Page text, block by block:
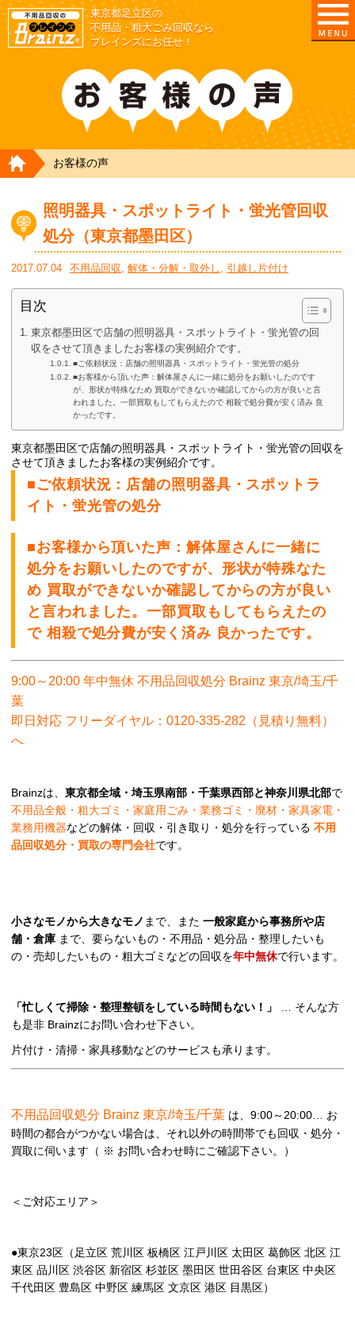
東京都足立区の
不用品・粗大ごみ回収なら
ブレインズにお任せ！
HOME
お客様の声
照明器具・スポットライト・蛍光管回収
処分（東京都墨田区）
2017.07.04 不用品回収, 解体・分解・取外し , 引越し片付け
目次
東京都墨田区で店舗の照明器具・スポットライト・蛍光管の回
収をさせて頂きましたお客様の実例紹介です。
■ご依頼状況：店舗の照明器具・スポットライト・蛍光管の処分
■お客様から頂いた声：解体屋さんに一緒に処分をお願いしたのです
が、形状が特殊なため 買取ができないか確認してからの方が良いと言
われました。一部買取もしてもらえたので 相殺で処分費が安く済み 良
かったです。
東京都墨田区で店舗の照明器具・スポットライト・蛍光管の回収を
させて頂きましたお客様の実例紹介です。
■ご依頼状況：店舗の照明器具・スポットラ
イト・蛍光管の処分
■お客様から頂いた声：解体屋さんに一緒に
処分をお願いしたのですが、形状が特殊なた
め 買取ができないか確認してからの方が良い
と言われました。一部買取もしてもらえたの
で 相殺で処分費が安く済み 良かったです。
9:00～20:00 年中無休 不用品回収処分 Brainz 東京/埼玉/千
葉
即日対応 フリーダイヤル：0120-335-282（見積り無料）
へ
Brainzは、 東京都全域・埼玉県南部・千葉県西部と神奈川県北部で
不用品全般・粗大ゴミ・家庭用ごみ・業務ゴミ・廃材・家具家電・
業務用機器などの解体・回収・引き取り・処分を行っている 不用
品回収処分・買取の専門会社です。
小さなモノから大きなモノ まで、また 一般家庭から事務所や店
舗・倉庫 まで、要らないもの・不用品・処分品・整理したいも
の・売却したいもの・粗大ゴミなどの回収を年中無休で行います。
「忙しくて掃除・整理整頓をしている時間もない！」
… そんな方
も是非 Brainzにお問い合わせ下さい。
片付け・清掃・家具移動などのサービスも承ります。
不用品回収処分 Brainz 東京/埼玉/千葉 は、9:00～20:00… お
時間の都合がつかない場合は、それ以外の時間帯でも回収・処分・
買取に伺います（ ※ お問い合わせ時にご確認下さい。）
＜ご対応エリア＞
●東京23区（足立区 荒川区 板橋区 江戸川区 太田区 葛飾区 北区 江
東区 品川区 渋谷区 新宿区 杉並区 墨田区 世田谷区 台東区 中央区
千代田区 豊島区 中野区 練馬区 文京区 港区 目黒区）